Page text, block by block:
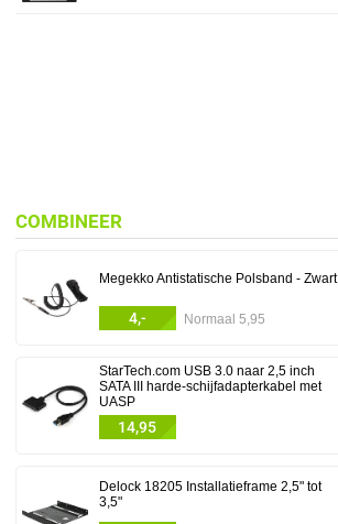
COMBINEER
Megekko Antistatische Polsband - Zwart
4,- Normaal 5,95
StarTech.com USB 3.0 naar 2,5 inch
SATA III harde-schijfadapterkabel met
UASP
14,95
Delock 18205 Installatieframe 2,5" tot
3,5"